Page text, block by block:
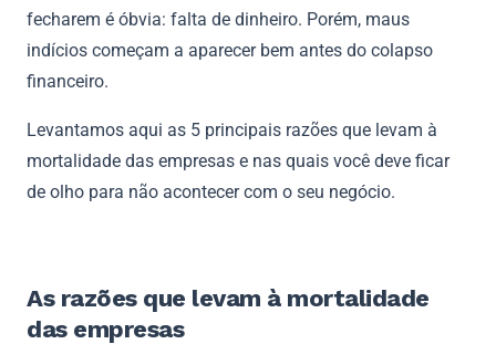
fecharem é óbvia: falta de dinheiro. Porém, maus
indícios começam a aparecer bem antes do colapso
financeiro.
Levantamos aqui as 5 principais razões que levam à
mortalidade das empresas e nas quais você deve ficar
de olho para não acontecer com o seu negócio.
As razões que levam à mortalidade
das empresas